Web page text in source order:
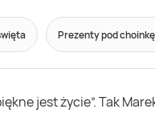
Prezenty pod
jest życie”. Tak